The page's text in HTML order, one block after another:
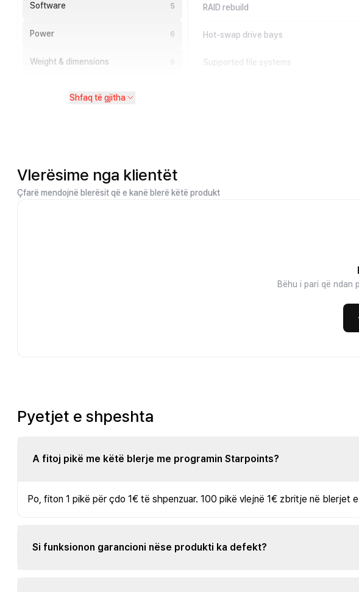
Software 5
Power 6
Weight & dimensions
Shfaq të gjitha
RAID rebuild
Hot-swap drive bays
Supported file systems
Vlerësime nga klientët
Çfarë mendojnë blerësit që e kanë blerë këtë produkt
Bëhu i pari që ndan
Pyetjet e shpeshta
A fitoj pikë me këtë blerje me programin Starpoints?
Po, fiton 1 pikë për çdo 1€ të shpenzuar. 100 pikë vlejnë 1€ zbritje në blerjet
Si funksionon garancioni nëse produkti ka defekt?